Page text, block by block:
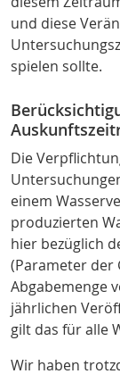
und diese
spielen sollte.
Die
einem
produzierten
hier bezüglich
(Parameter der
Abgabemenge
jährlichen
gilt das für alle
Wir haben